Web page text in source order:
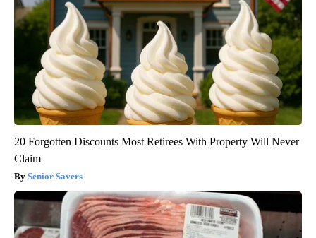
20 Forgotten Discounts Most Retirees With Property Will Never
Claim
Senior Savers